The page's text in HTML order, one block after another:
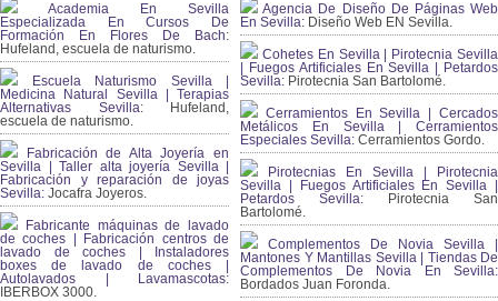
Academia En Sevilla
Especializada En Cursos De
Formación En Flores De Bach:
Hufeland, escuela de naturismo.
Escuela Naturismo Sevilla |
Medicina Natural Sevilla | Terapias
Alternativas Sevilla: Hufeland,
escuela de naturismo.
Fabricación de Alta Joyería en
Sevilla | Taller alta joyería Sevilla |
Fabricación y reparación de joyas
Sevilla: Jocafra Joyeros.
Fabricante máquinas de lavado
de coches | Fabricación centros de
lavado de coches | Instaladores
boxes de lavado de coches |
Autolavados | Lavamascotas:
IBERBOX 3000.
Agencia De Diseño De Páginas Web
En Sevilla: Diseño Web EN Sevilla.
Cohetes En Sevilla | Pirotecnia Sevilla
| Fuegos Artificiales En Sevilla | Petardos
Sevilla: Pirotecnia San Bartolomé.
Cerramientos En Sevilla | Cercados
Metálicos En Sevilla | Cerramientos
Especiales Sevilla: Cerramientos Gordo.
Pirotecnias En Sevilla | Pirotecnia
Sevilla | Fuegos Artificiales En Sevilla |
Petardos Sevilla: Pirotecnia San
Bartolomé.
Complementos De Novia Sevilla |
Mantones Y Mantillas Sevilla | Tiendas De
Complementos De Novia En Sevilla:
Bordados Juan Foronda.